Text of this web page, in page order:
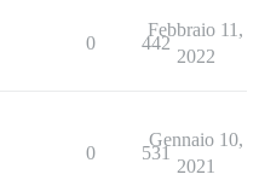
0 442
Febbraio 11,
2022
0 531
Gennaio 10,
2021